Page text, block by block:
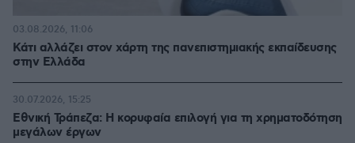
Κάτι αλλάζει στον χάρτη της πανεπιστημιακής εκπαίδευσης
στην Ελλάδα
03.08.2026, 11:06
Εθνική Τράπεζα: Η κορυφαία επιλογή για τη χρηματοδότηση
μεγάλων έργων
30.07.2026, 15:25